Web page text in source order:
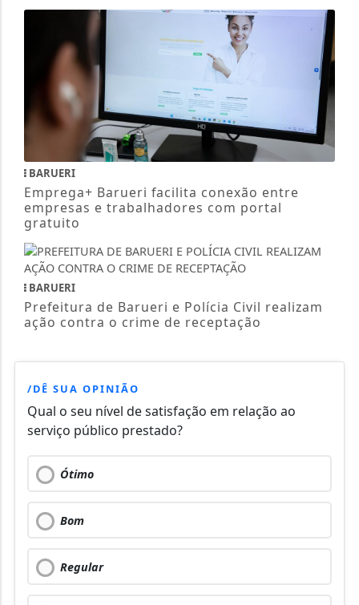
BARUERI
Emprega+ Barueri facilita conexão entre
empresas e trabalhadores com portal
gratuito
BARUERI
Prefeitura de Barueri e Polícia Civil realizam
ação contra o crime de receptação
/DÊ SUA OPINIÃO
Qual o seu nível de satisfação em relação ao
serviço público prestado?
Ótimo
Bom
Regular